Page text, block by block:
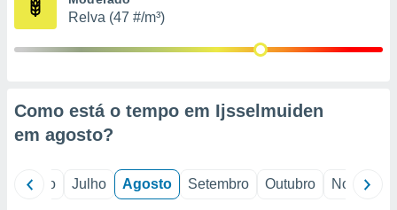
e
de
Relva (47 #/m³)
Como está o tempo em Ijsselmuiden
em agosto?
Junho Julho Agosto Setembro Outubro Novembro